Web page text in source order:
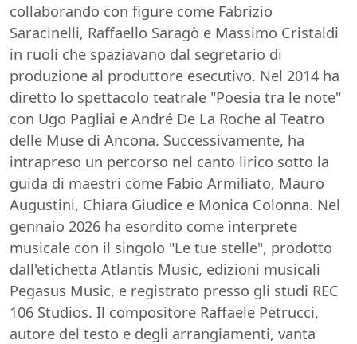
collaborando con figure come Fabrizio
Saracinelli, Raffaello Saragò e Massimo Cristaldi
in ruoli che spaziavano dal segretario di
produzione al produttore esecutivo. Nel 2014 ha
diretto lo spettacolo teatrale "Poesia tra le note"
con Ugo Pagliai e André De La Roche al Teatro
delle Muse di Ancona. Successivamente, ha
intrapreso un percorso nel canto lirico sotto la
guida di maestri come Fabio Armiliato, Mauro
Augustini, Chiara Giudice e Monica Colonna. Nel
gennaio 2026 ha esordito come interprete
musicale con il singolo "Le tue stelle", prodotto
dall'etichetta Atlantis Music, edizioni musicali
Pegasus Music, e registrato presso gli studi REC
106 Studios. Il compositore Raffaele Petrucci,
autore del testo e degli arrangiamenti, vanta